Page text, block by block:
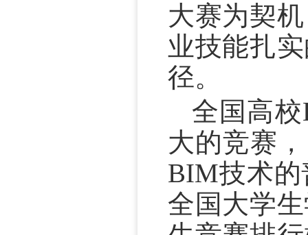
大赛为契
业技能扎
径。
全国高
大的竞赛
BIM技术的
全国大学